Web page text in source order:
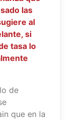
las
al
si
tasa lo
de
que en la